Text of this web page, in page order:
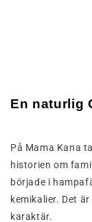
En naturlig
På Mama Kana
historien om
började i
kemikalier. Det
karaktär.